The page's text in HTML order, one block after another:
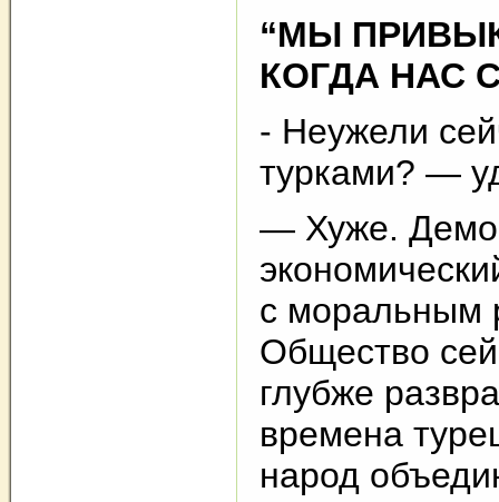
“МЫ
КОГДА НАС
- Неужели
турками? —
— Хуже.
с моральным
Общество
глубже
времена
народ